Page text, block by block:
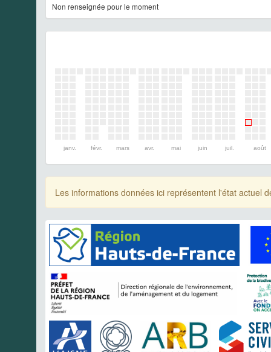
Non renseignée pour le moment
janv. févr. mars avr. mai juin juil. août
Les informations données ici représentent l'état actuel